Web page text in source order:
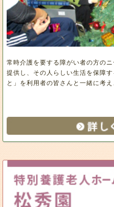
常時介護を要する障がい者の方の
提供し、その人らしい生活を保障
と」を利用者の皆さんと一緒に考